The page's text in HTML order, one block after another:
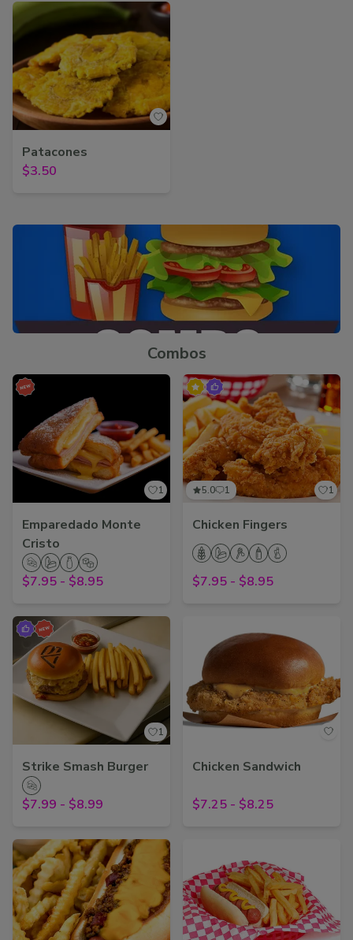
Patacones
$3.50
Combos
Emparedado Monte
Cristo
$7.95 - $8.95
1
Chicken Fingers
$7.95 - $8.95
5.0 1 1
Strike Smash Burger
$7.99 - $8.99
1
Chicken Sandwich
$7.25 - $8.25